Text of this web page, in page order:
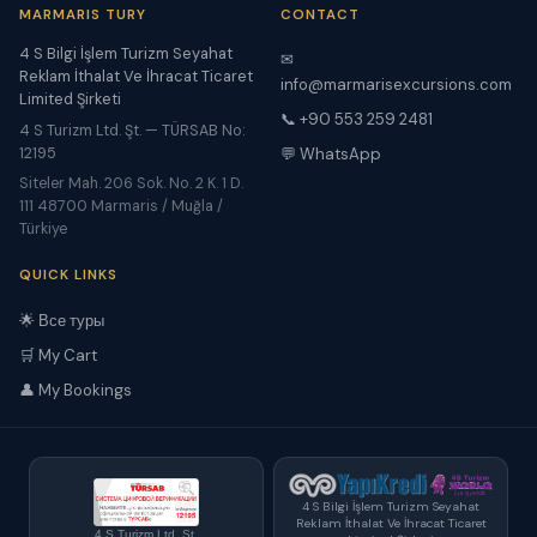
MARMARIS TURY
4 S Bilgi İşlem Turizm Seyahat
Reklam İthalat Ve İhracat Ticaret
Limited Şirketi
4 S Turizm Ltd. Şt. — TÜRSAB No:
12195
Siteler Mah. 206 Sok. No. 2 K. 1 D.
111 48700 Marmaris / Muğla /
Türkiye
CONTACT
✉
info@marmarisexcursions.com
📞 +90 553 259 2481
💬 WhatsApp
QUICK LINKS
🌟 Все туры
🛒 My Cart
👤 My Bookings
4 S Turizm Ltd. Şt.
4 S Bilgi İşlem Turizm Seyahat
Reklam İthalat Ve İhracat Ticaret